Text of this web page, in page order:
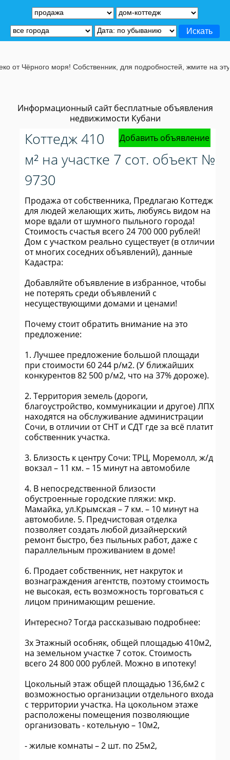
Информационный сайт бесплатные объявления
недвижимости Кубани
Добавить объявление
Коттедж 410
м² на участке 7 сот. объект №
9730
Продажа от собственника, Предлагаю Коттедж
для людей желающих жить, любуясь видом на
море вдали от шумного пыльного города!
Стоимость счастья всего 24 700 000 рублей!
Дом с участком реально существует (в отличии
от многих соседних объявлений), данные
Кадастра:
Добавляйте объявление в избранное, чтобы
не потерять среди объявлений с
несуществующими домами и ценами!
Почему стоит обратить внимание на это
предложение:
1. Лучшее предложение большой площади
при стоимости 60 244 р/м2. (У ближайших
конкурентов 82 500 р/м2, что на 37% дороже).
2. Территория земель (дороги,
благоустройство, коммуникации и другое) ЛПХ
находятся на обслуживание администрации
Сочи, в отличии от СНТ и СДТ где за всё платит
собственник участка.
3. Близость к центру Сочи: ТРЦ, Моремолл, ж/д
вокзал – 11 км. – 15 минут на автомобиле
4. В непосредственной близости
обустроенные городские пляжи: мкр.
Мамайка, ул.Крымская – 7 км. – 10 минут на
автомобиле. 5. Предчистовая отделка
позволяет создать любой дизайнерский
ремонт быстро, без пыльных работ, даже с
параллельным проживанием в доме!
6. Продает собственник, нет накруток и
вознаграждения агентств, поэтому стоимость
не высокая, есть возможность торговаться с
лицом принимающим решение.
Интересно? Тогда рассказываю подробнее:
3х Этажный особняк, общей площадью 410м2,
на земельном участке 7 соток. Стоимость
всего 24 800 000 рублей. Можно в ипотеку!
Цокольный этаж общей площадью 136,6м2 с
возможностью организации отдельного входа
с территории участка. На цокольном этаже
расположены помещения позволяющие
организовать - котельную – 10м2,
- жилые комнаты – 2 шт. по 25м2,
моря! Собственник, для подробностей, жмите на эту строчу.